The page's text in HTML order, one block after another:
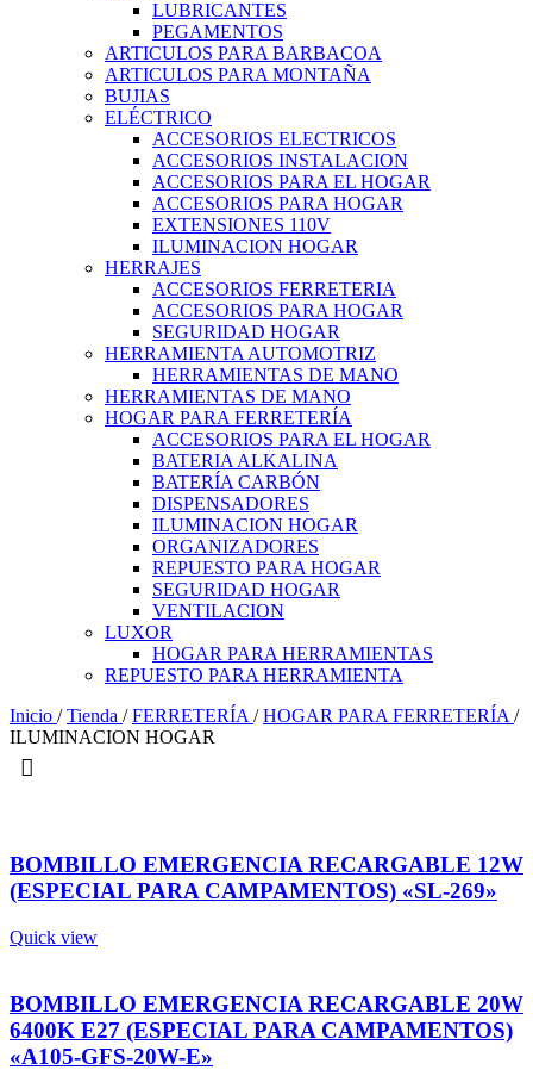
LUBRICANTES
PEGAMENTOS
ARTICULOS PARA BARBACOA
ARTICULOS PARA MONTAÑA
BUJIAS
ELÉCTRICO
ACCESORIOS ELECTRICOS
ACCESORIOS INSTALACION
ACCESORIOS PARA EL HOGAR
ACCESORIOS PARA HOGAR
EXTENSIONES 110V
ILUMINACION HOGAR
HERRAJES
ACCESORIOS FERRETERIA
ACCESORIOS PARA HOGAR
SEGURIDAD HOGAR
HERRAMIENTA AUTOMOTRIZ
HERRAMIENTAS DE MANO
HERRAMIENTAS DE MANO
HOGAR PARA FERRETERÍA
ACCESORIOS PARA EL HOGAR
BATERIA ALKALINA
BATERÍA CARBÓN
DISPENSADORES
ILUMINACION HOGAR
ORGANIZADORES
REPUESTO PARA HOGAR
SEGURIDAD HOGAR
VENTILACION
LUXOR
HOGAR PARA HERRAMIENTAS
REPUESTO PARA HERRAMIENTA
Inicio / Tienda / FERRETERÍA / HOGAR PARA FERRETERÍA /
ILUMINACION HOGAR
BOMBILLO EMERGENCIA RECARGABLE 12W
(ESPECIAL PARA CAMPAMENTOS) «SL-269»
Quick view
BOMBILLO EMERGENCIA RECARGABLE 20W
6400K E27 (ESPECIAL PARA CAMPAMENTOS)
«A105-GFS-20W-E»